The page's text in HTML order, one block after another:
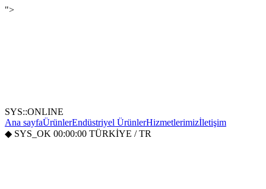
">
SYS::ONLINE
Ana sayfaÜrünlerEndüstriyel ÜrünlerHizmetlerimizİletişim
◆ SYS_OK 00:00:00 TÜRKİYE / TR